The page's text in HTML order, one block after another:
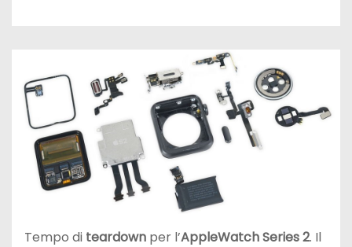
Tempo di teardown per l’AppleWatch Series 2. Il